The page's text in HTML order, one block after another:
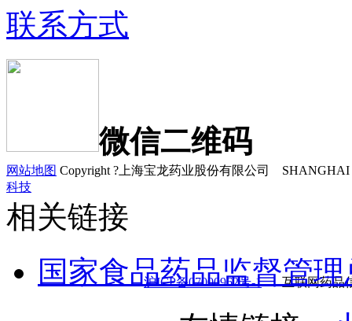
联系方式
微信二维码
网站地图 Copyright ?上海宝龙药业股份有限公司
科技
相关链接
国家食品药品监督管
沪ICP备07000962号-1 互联网药品